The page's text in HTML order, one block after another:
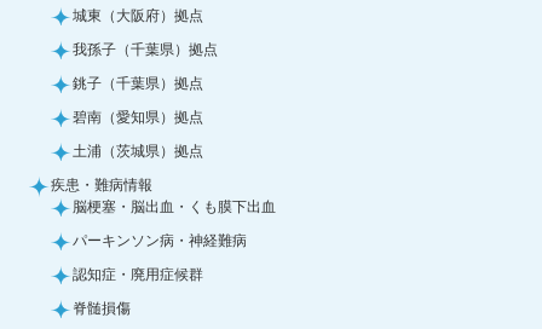
城東（大阪府）拠点
我孫子（千葉県）拠点
銚子（千葉県）拠点
碧南（愛知県）拠点
土浦（茨城県）拠点
疾患・難病情報
脳梗塞・脳出血・くも膜下出血
パーキンソン病・神経難病
認知症・廃用症候群
脊髄損傷